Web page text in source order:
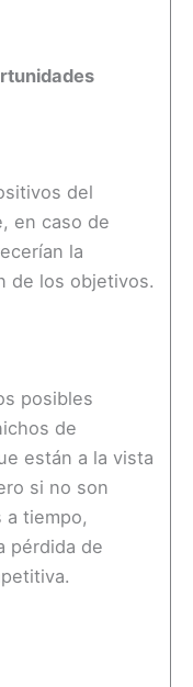
del
en caso de
la
de los objetivos.
posibles
de
están a la vista
si no son
a tiempo,
pérdida de